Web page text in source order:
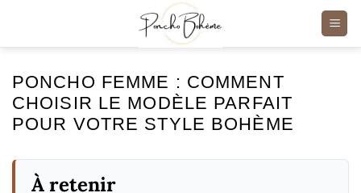
contenu
PONCHO FEMME : COMMENT
CHOISIR LE MODÈLE PARFAIT
POUR VOTRE STYLE BOHÈME
À retenir